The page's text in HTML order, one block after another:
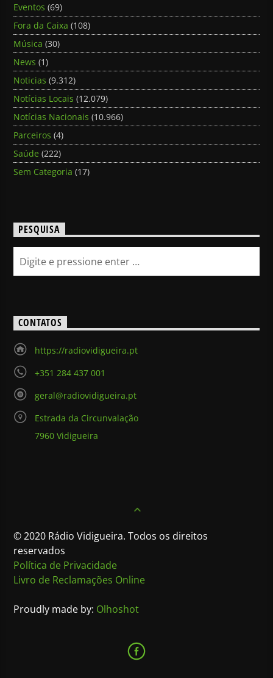
Eventos (69)
Fora da Caixa (108)
Música (30)
News (1)
Noticias (9.312)
Notícias Locais (12.079)
Notícias Nacionais (10.966)
Parceiros (4)
Saúde (222)
Sem Categoria (17)
PESQUISA
CONTATOS
https://radiovidigueira.pt
+351 284 437 001
geral@radiovidigueira.pt
Estrada da Circunvalação
7960 Vidigueira
© 2020 Rádio Vidigueira. Todos os direitos
reservados
Política de Privacidade
Livro de Reclamações Online
Proudly made by: Olhoshot